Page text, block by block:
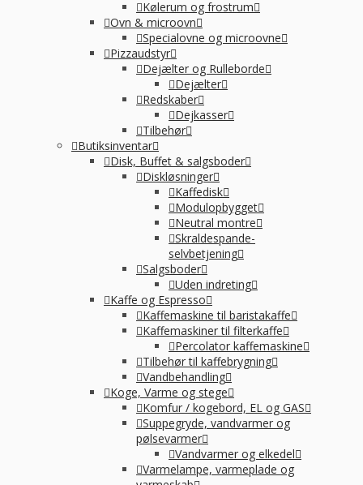
Kølerum og frostrum
Ovn & microovn
Specialovne og microovne
Pizzaudstyr
Dejælter og Rulleborde
Dejælter
Redskaber
Dejkasser
Tilbehør
Butiksinventar
Disk, Buffet & salgsboder
Diskløsninger
Kaffedisk
Modulopbygget
Neutral montre
Skraldespande-
selvbetjening
Salgsboder
Uden indreting
Kaffe og Espresso
Kaffemaskine til baristakaffe
Kaffemaskiner til filterkaffe
Percolator kaffemaskine
Tilbehør til kaffebrygning
Vandbehandling
Koge, Varme og stege
Komfur / kogebord, EL og GAS
Suppegryde, vandvarmer og
pølsevarmer
Vandvarmer og elkedel
Varmelampe, varmeplade og